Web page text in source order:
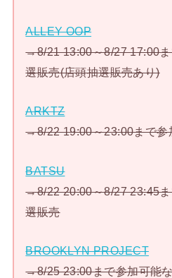
ALLEY OOP
→8/21 13:00～8/27 17:00
選販売(店頭抽選販売あり)
ARKTZ
→8/22 19:00～23:00まで参
BATSU
→8/22 20:00～8/27 23:45
選販売
BROOKLYN PROJECT
→8/25 23:00まで参加可能